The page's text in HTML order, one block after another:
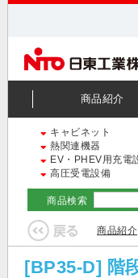
商品紹介
キャビネット
熱関連機器
EV・PHEV用充電
高圧受電設備
商品検索
商品紹介
[BP35-D] 階